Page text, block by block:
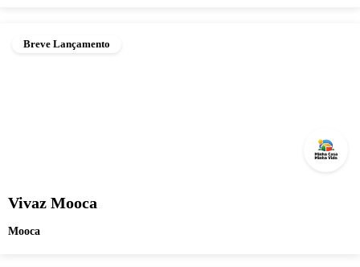
Breve Lançamento
Vivaz Mooca
Mooca